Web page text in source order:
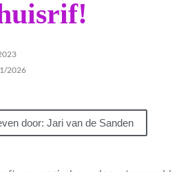
2026
door: Jari van de Sanden